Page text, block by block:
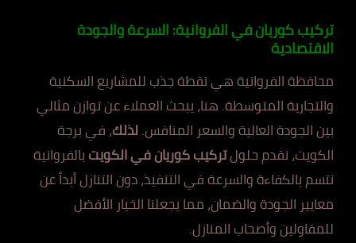
تركيب كوريان في الفروانية: السرعة والجودة
الاقتصادية
محافظة الفروانية هي نقطة جذب للمشاريع السكنية
والتجارية المتوسطة. هنا، يبحث العملاء عن توازن مثالي
بين الجودة العالية والسعر المنافس.لذلك، في برجة
الكويت، نقدم حلولتركيب كوريان في الكويتبالفروانية
تتسم بالكفاءة والسرعة في التنفيذ، دون التنازل أبداً عن
معايير الجودة والضمان، مما يجعلنا الخيار الأفضل
للمقاولين وأصحاب المنازل.